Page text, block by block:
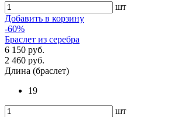
шт
Добавить в корзину
-60%
Браслет из серебра
6 150 руб.
2 460 руб.
Длина (браслет)
19
шт